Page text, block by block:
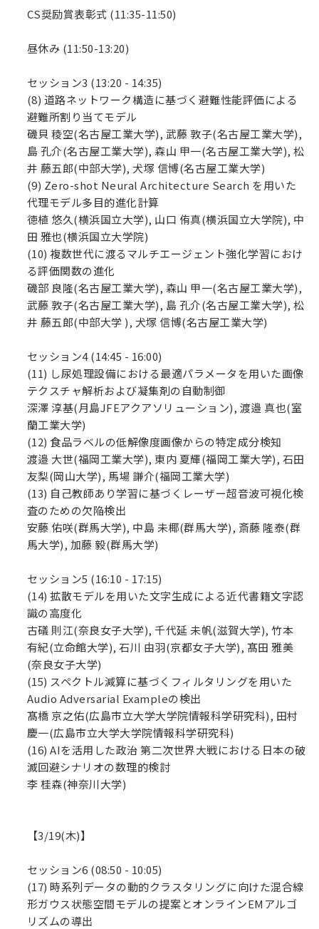
CS奨励賞表彰式 (11:35-11:50)
昼休み (11:50-13:20)
セッション3 (13:20 - 14:35)
(8) 道路ネットワーク構造に基づく避難性能評価による
避難所割り当てモデル
磯貝 稜空(名古屋工業大学), 武藤 敦子(名古屋工業大学),
島 孔介(名古屋工業大学), 森山 甲一(名古屋工業大学), 松
井 藤五郎(中部大学), 犬塚 信博(名古屋工業大学)
(9) Zero-shot Neural Architecture Search を用いた
代理モデル多目的進化計算
徳植 悠久(横浜国立大学), 山口 侑真(横浜国立大学院), 中
田 雅也(横浜国立大学院)
(10) 複数世代に渡るマルチエージェント強化学習におけ
る評価関数の進化
磯部 良隆(名古屋工業大学), 森山 甲一(名古屋工業大学),
武藤 敦子(名古屋工業大学), 島 孔介(名古屋工業大学), 松
井 藤五郎(中部大学 ), 犬塚 信博(名古屋工業大学)
セッション4 (14:45 - 16:00)
(11) し尿処理設備における最適パラメータを用いた画像
テクスチャ解析および凝集剤の自動制御
深澤 淳基(月島JFEアクアソリューション), 渡邉 真也(室
蘭工業大学)
(12) 食品ラベルの低解像度画像からの特定成分検知
渡邉 大世(福岡工業大学), 東内 夏輝(福岡工業大学), 石田
友梨(岡山大学), 馬場 謙介(福岡工業大学)
(13) 自己教師あり学習に基づくレーザー超音波可視化検
査のための欠陥検出
安藤 佑咲(群馬大学), 中島 未椰(群馬大学), 斎藤 隆泰(群
馬大学), 加藤 毅(群馬大学)
セッション5 (16:10 - 17:15)
(14) 拡散モデルを用いた文字生成による近代書籍文字認
識の高度化
古礒 則江(奈良女子大学), 千代延 未帆(滋賀大学), 竹本
有紀(立命館大学), 石川 由羽(京都女子大学), 髙田 雅美
(奈良女子大学)
(15) スペクトル減算に基づくフィルタリングを用いた
Audio Adversarial Exampleの検出
髙橋 京之佑(広島市立大学大学院情報科学研究科), 田村
慶一(広島市立大学大学院情報科学研究科)
(16) AIを活用した政治 第二次世界大戦における日本の破
滅回避シナリオの数理的検討
李 桂森(神奈川大学)
【3/19(木)】
セッション6 (08:50 - 10:05)
(17) 時系列データの動的クラスタリングに向けた混合線
形ガウス状態空間モデルの提案とオンラインEMアルゴ
リズムの導出